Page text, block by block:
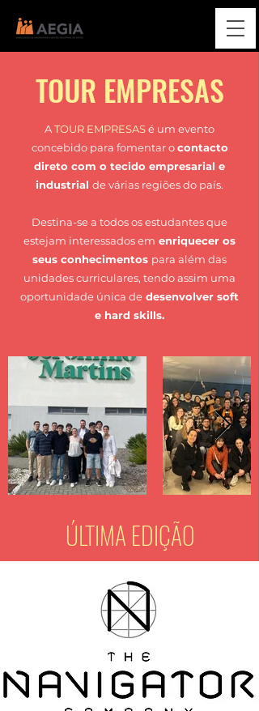
TOUR EMPRESAS
ATOUR EMPRESASé um evento
concebido para fomentar ocontacto
direto com o tecido empresarial e
industrial de várias regiões do país.
Destina-se a todos os estudantes que
estejam interessados em enriquecer os
seus conhecimentos para além das
unidades curriculares, tendo assim uma
oportunidade única de desenvolver soft
e hard skills.
ÚLTIMA EDIÇÃO